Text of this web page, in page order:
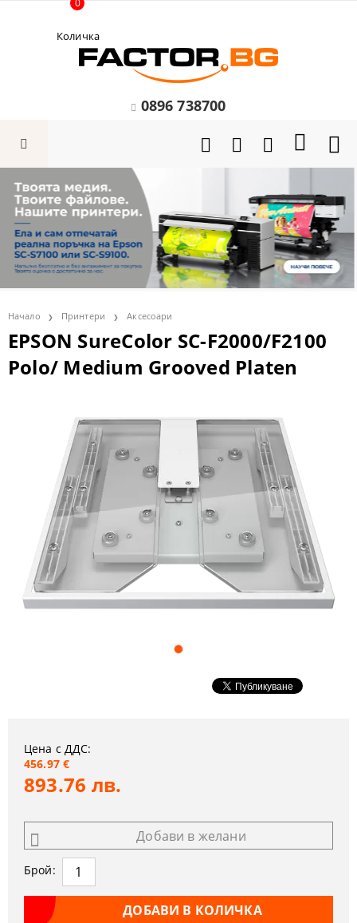
Количка
0
0896 738700
Начало Принтери Аксесоари
EPSON SureColor SC-F2000/F2100
Polo/ Medium Grooved Platen
Цена с ДДС:
456.97 €
893.76 лв.
Добави в желани
Брой: